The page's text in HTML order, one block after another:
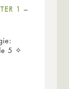
1 –
5 ✧